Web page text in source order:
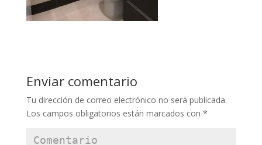
Enviar comentario
Tu dirección de correo electrónico no será publicada.
Los campos obligatorios están marcados con *